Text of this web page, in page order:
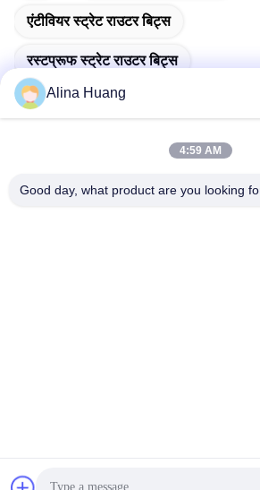
एंटीवियर स्ट्रेट राउटर बिट्स
रस्टप्रूफ स्ट्रेट राउटर बिट्स
कॉपीराइट © 2022-2026 Foshan Nanhai
Alina Huang
4:59 AM
Good day, what product are you looking